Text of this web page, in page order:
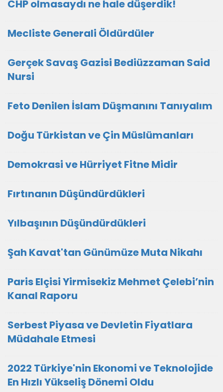
CHP olmasaydı ne hale düşerdik!
Mecliste Generali Öldürdüler
Gerçek Savaş Gazisi Bediüzzaman Said
Nursi
Feto Denilen İslam Düşmanını Tanıyalım
Doğu Türkistan ve Çin Müslümanları
Demokrasi ve Hürriyet Fitne Midir
Fırtınanın Düşündürdükleri
Yılbaşının Düşündürdükleri
Şah Kavat'tan Günümüze Muta Nikahı
Paris Elçisi Yirmisekiz Mehmet Çelebi’nin
Kanal Raporu
Serbest Piyasa ve Devletin Fiyatlara
Müdahale Etmesi
2022 Türkiye'nin Ekonomi ve Teknolojide
En Hızlı Yükseliş Dönemi Oldu